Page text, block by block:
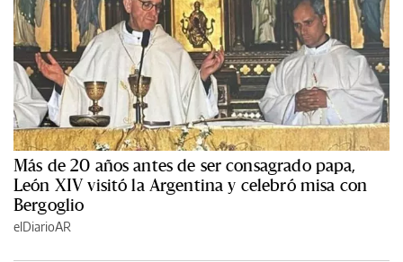
Más de 20 años antes de ser consagrado papa,
León XIV visitó la Argentina y celebró misa con
Bergoglio
elDiarioAR